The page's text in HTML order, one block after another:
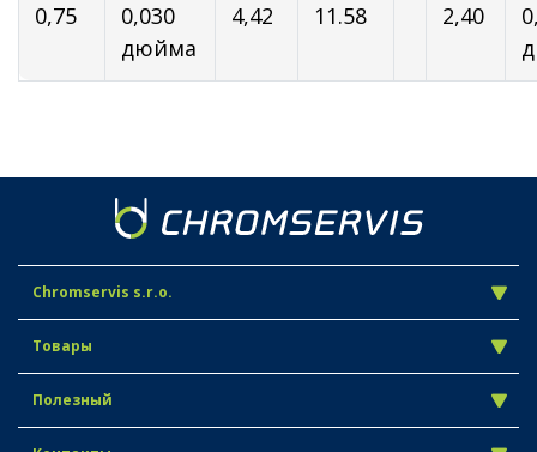
0,75
0,030
дюйма
4,42 11.58 2,40
Chromservis s.r.o.
Товары
Полезный